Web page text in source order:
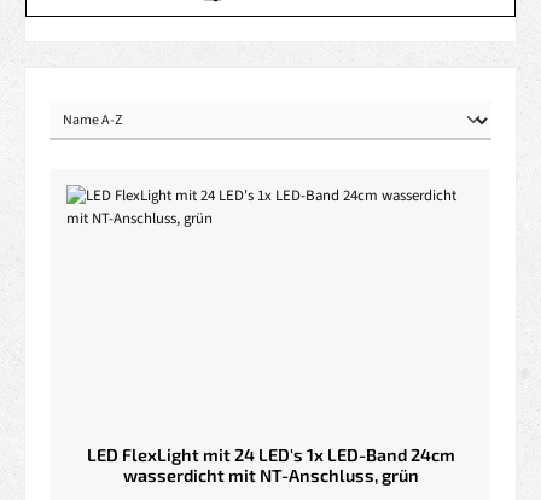
LED FlexLight mit 24 LED's 1x LED-Band 24cm
wasserdicht mit NT-Anschluss, grün